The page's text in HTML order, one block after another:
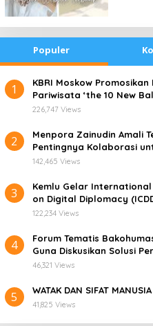
Kemana Harga Saham
RANS, Investor Perlu
Menghindari Spekulasi
Berlebihan
Populer
1
​KBRI Moskow Promosikan
Pariwisata ‘the 10 New
226,747 Views
2
​Menpora Zainudin Amali
Pentingnya Kolaborasi
142,465 Views
3
​Kemlu Gelar
on Digital Diplomacy
122,234 Views
4
Forum Tematis
Guna Diskusikan Solusi
Juga Tuk Perkuat
46,321 Views
5 WATAK DAN SIFAT MANUSIA
41,825 Views